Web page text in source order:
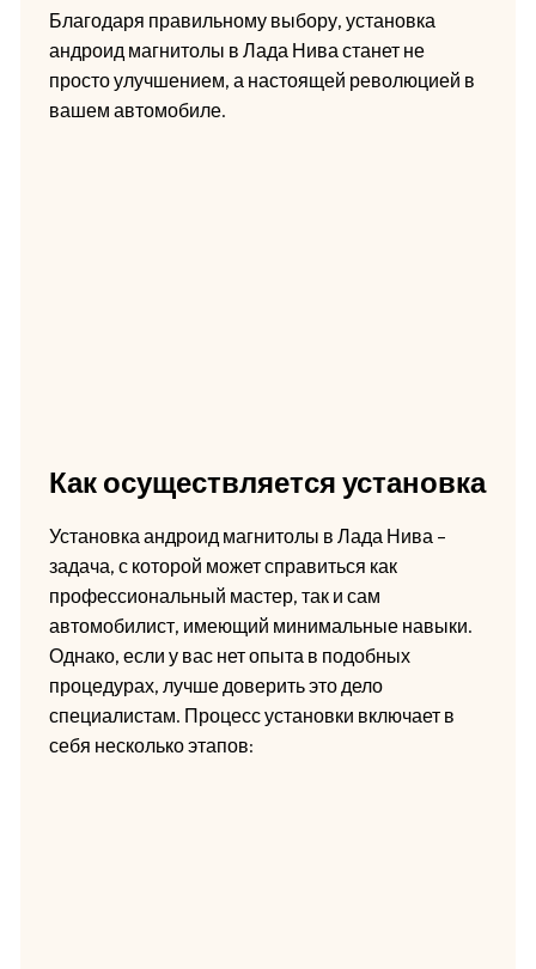
Благодаря правильному выбору, установка
андроид магнитолы в Лада Нива станет не
просто улучшением, а настоящей революцией в
вашем автомобиле.
Как осуществляется установка
Установка андроид магнитолы в Лада Нива –
задача, с которой может справиться как
профессиональный мастер, так и сам
автомобилист, имеющий минимальные навыки.
Однако, если у вас нет опыта в подобных
процедурах, лучше доверить это дело
специалистам. Процесс установки включает в
себя несколько этапов: